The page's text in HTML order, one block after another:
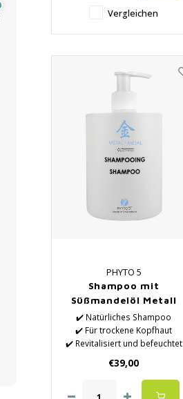
Kopfhaut
Vergleichen
PHYTO 5
Shampoo mit
Süßmandelöl Metall
✔️ Natürliches Shampoo
✔️ Für trockene Kopfhaut
✔️ Revitalisiert und befeuchtet
Pflege
✔️ Verbessert den
Haarzustand und die
€39,00